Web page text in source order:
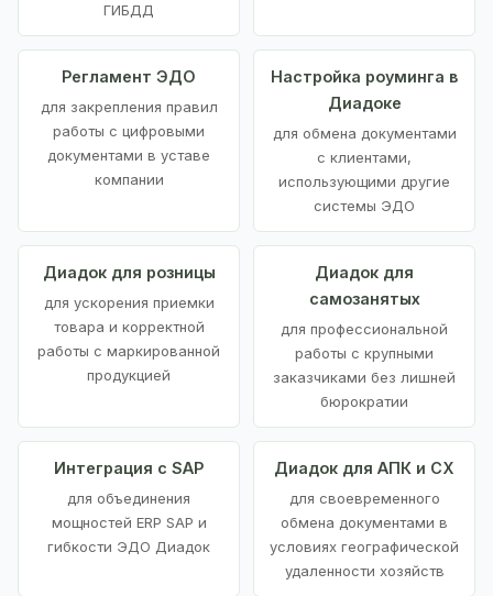
ГИБДД
Регламент ЭДО
для закрепления правил
работы с цифровыми
документами в уставе
компании
Настройка роуминга в
Диадоке
для обмена документами
с клиентами,
использующими другие
системы ЭДО
Диадок для розницы
для ускорения приемки
товара и корректной
работы с маркированной
продукцией
Диадок для
самозанятых
для профессиональной
работы с крупными
заказчиками без лишней
бюрократии
Интеграция с SAP
для объединения
мощностей ERP SAP и
гибкости ЭДО Диадок
Диадок для АПК и СХ
для своевременного
обмена документами в
условиях географической
удаленности хозяйств